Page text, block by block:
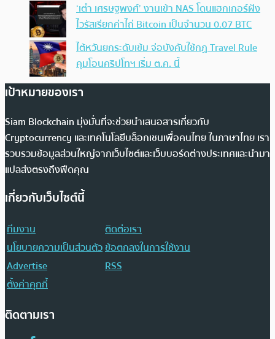
‘เต๋า เศรษฐพงศ์’ งานเข้า NAS โดนแฮกเกอร์ฝัง
ไวรัสเรียกค่าไถ่ Bitcoin เป็นจำนวน 0.07 BTC
ไต้หวันยกระดับเข้ม จ่อบังคับใช้กฏ Travel Rule
คุมโอนคริปโทฯ เริ่ม ต.ค. นี้
เป้าหมายของเรา
Siam Blockchain มุ่งมั่นที่จะช่วยนำเสนอสารเกี่ยวกับ
Cryptocurrency และเทคโนโลยีบล็อกเชนเพื่อคนไทย ในภาษาไทย เรา
รวบรวมข้อมูลส่วนใหญ่จากเว็บไซต์และเว็บบอร์ดต่างประเทศและนำมา
แปลส่งตรงถึงฟีดคุณ
เกี่ยวกับเว็บไซต์นี้
ทีมงาน
ติดต่อเรา
นโยบายความเป็นส่วนตัวข้อตกลงในการใช้งาน
Advertise
RSS
ตั้งค่าคุกกี้
ติดตามเรา